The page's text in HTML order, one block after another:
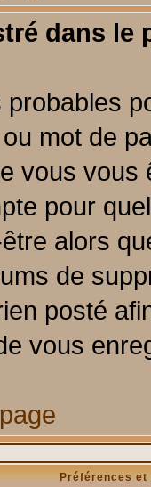
dans le
mot de
vous
pour
alors
de
posté
vous
Préférences